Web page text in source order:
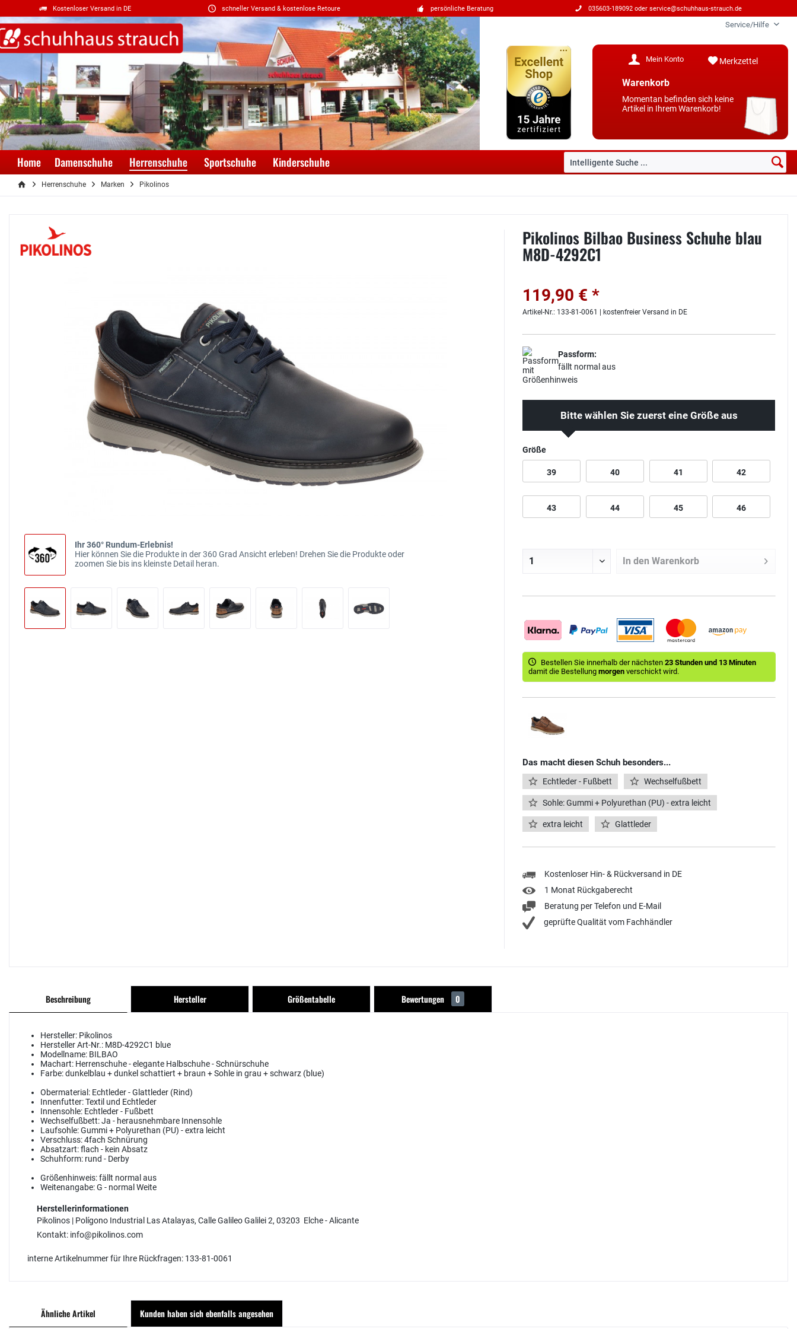
Kostenloser Versand in DE schneller Versand & kostenlose Retoure persönliche Beratung 035603-189092 oder service@schuhhaus-strauch.de
Service/Hilfe
Merkzettel
Mein Konto
Warenkorb
Momentan befinden sich keine
Artikel in Ihrem Warenkorb!
Home Damenschuhe Herrenschuhe Sportschuhe Kinderschuhe
Herrenschuhe Marken Pikolinos
Ihr 360° Rundum-Erlebnis!
Hier können Sie die Produkte in der 360 Grad Ansicht erleben! Drehen Sie die Produkte oder
zoomen Sie bis ins kleinste Detail heran.
Pikolinos Bilbao Business Schuhe blau
M8D-4292C1
119,90 € *
Artikel-Nr.: 133-81-0061 | kostenfreier Versand in DE
Passform:
fällt normal aus
Bitte wählen Sie zuerst eine Größe aus
Größe
39 40 41 42
43 44 45 46
In den Warenkorb
Bestellen Sie innerhalb der nächsten23 Stunden und 13 Minuten
damit die Bestellungmorgen verschickt wird.
Das macht diesen Schuh besonders...
Echtleder - Fußbett Wechselfußbett
Sohle: Gummi + Polyurethan (PU) - extra leicht
extra leicht Glattleder
Kostenloser Hin- & Rückversand in DE
1 Monat Rückgaberecht
Beratung per Telefon und E-Mail
geprüfte Qualität vom Fachhändler
Beschreibung Hersteller Größentabelle Bewertungen 0
Hersteller: Pikolinos
Hersteller Art-Nr.: M8D-4292C1 blue
Modellname: BILBAO
Machart: Herrenschuhe - elegante Halbschuhe - Schnürschuhe
Farbe:dunkelblau + dunkel schattiert + braun + Sohle in grau + schwarz (blue)
Obermaterial: Echtleder - Glattleder (Rind)
Innenfutter:Textil und Echtleder
Innensohle: Echtleder - Fußbett
Wechselfußbett:Ja - herausnehmbare Innensohle
Laufsohle:Gummi + Polyurethan (PU) - extra leicht
Verschluss:4fach Schnürung
Absatzart:flach - kein Absatz
Schuhform: rund - Derby
Größenhinweis:fällt normal aus
Weitenangabe:G - normal Weite
Herstellerinformationen
Pikolinos | Polígono Industrial Las Atalayas, Calle Galileo Galilei 2, 03203 Elche - Alicante
Kontakt: info@pikolinos.com
interne Artikelnummer für Ihre Rückfragen: 133-81-0061
Ähnliche Artikel Kunden haben sich ebenfalls angesehen